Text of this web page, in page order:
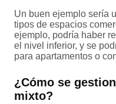
Un buen ejemplo sería
tipos de espacios
ejemplo, podría haber
el nivel inferior, y se
para apartamentos o
¿Cómo se
mixto?